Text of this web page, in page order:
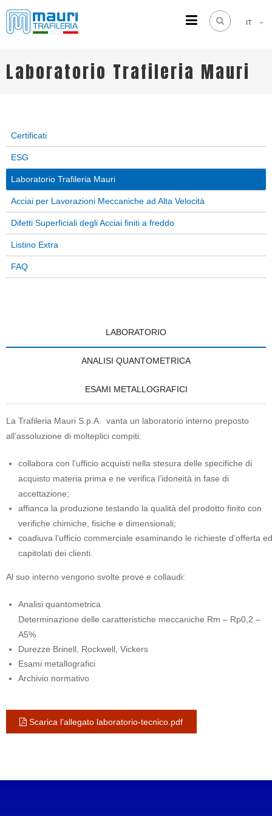
IT
Laboratorio Trafileria Mauri
Certificati
ESG
Laboratorio Trafileria Mauri
Acciai per Lavorazioni Meccaniche ad Alta Velocità
Difetti Superficiali degli Acciai finiti a freddo
Listino Extra
FAQ
LABORATORIO
ANALISI QUANTOMETRICA
ESAMI METALLOGRAFICI
La Trafileria Mauri S.p.A. vanta un laboratorio interno preposto
all’assoluzione di molteplici compiti:
collabora con l’ufficio acquisti nella stesura delle specifiche di
acquisto materia prima e ne verifica l’idoneità in fase di
accettazione;
affianca la produzione testando la qualità del prodotto finito con
verifiche chimiche, fisiche e dimensionali;
coadiuva l’ufficio commerciale esaminando le richieste d’offerta
capitolati dei clienti.
Al suo interno vengono svolte prove e collaudi:
Analisi quantometrica
Determinazione delle caratteristiche meccaniche Rm – Rp0,2 –
A5%
Durezze Brinell, Rockwell, Vickers
Esami metallografici
Archivio normativo
Scarica l’allegato laboratorio-tecnico.pdf